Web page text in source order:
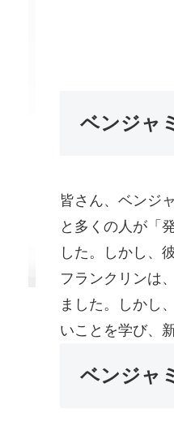
ベンジャ
皆さん、ベンジ
と多くの人が「
した。しかし、
フランクリンは
ました。しかし
いことを学び、
ベンジャ